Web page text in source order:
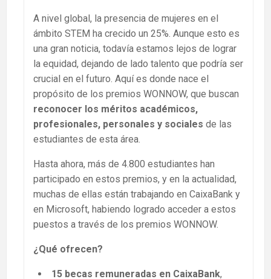
A nivel global, la presencia de mujeres en el
ámbito STEM ha crecido un 25%. Aunque esto es
una gran noticia, todavía estamos lejos de lograr
la equidad, dejando de lado talento que podría ser
crucial en el futuro. Aquí es donde nace el
propósito de los premios WONNOW, que buscan
reconocer los méritos académicos,
profesionales, personales y sociales de las
estudiantes de esta área.
Hasta ahora, más de 4.800 estudiantes han
participado en estos premios, y en la actualidad,
muchas de ellas están trabajando en CaixaBank y
en Microsoft, habiendo logrado acceder a estos
puestos a través de los premios WONNOW.
¿Qué ofrecen?
15 becas remuneradas en CaixaBank,